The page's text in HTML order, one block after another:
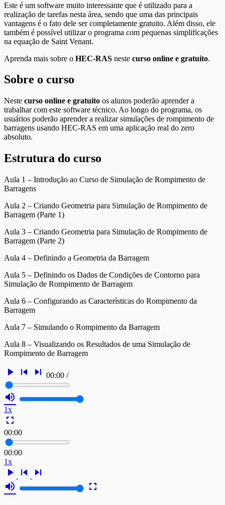
Este é um software muito interessante que é utilizado para a
realização de tarefas nesta área, sendo que uma das principais
vantagens é o fato dele ser completamente gratuito. Além disso, ele
também é possível utilizar o programa com pequenas simplificações
na equação de Saint Venant.
Aprenda mais sobre o HEC-RAS neste curso online e gratuito.
Sobre o curso
Neste curso online e gratuito os alunos poderão aprender a
trabalhar com este software técnico. Ao longo do programa, os
usuários poderão aprender a realizar simulações de rompimento de
barragens usando HEC-RAS em uma aplicação real do zero
absoluto.
Estrutura do curso
Aula 1 – Introdução ao Curso de Simulação de Rompimento de
Barragens
Aula 2 – Criando Geometria para Simulação de Rompimento de
Barragem (Parte 1)
Aula 3 – Criando Geometria para Simulação de Rompimento de
Barragem (Parte 2)
Aula 4 – Definindo a Geometria da Barragem
Aula 5 – Definindo os Dados de Condições de Contorno para
Simulação de Rompimento de Barragem
Aula 6 – Configurando as Características do Rompimento da
Barragem
Aula 7 – Simulando o Rompimento da Barragem
Aula 8 – Visualizando os Resultados de uma Simulação de
Rompimento de Barragem
play_arrow skip_previous skip_next 00:00 /
volume_up
1x
fullscreen
00:00
00:00
1x
play_arrow skip_previous
skip_next
volume_up
fullscreen